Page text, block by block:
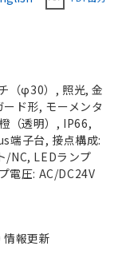
（φ30）, 照光, 金
ド形, モーメンタ
（透明）, IP66,
端子台, 接点構成:
/NC, LEDランプ
電圧: AC/DC24V
報更新